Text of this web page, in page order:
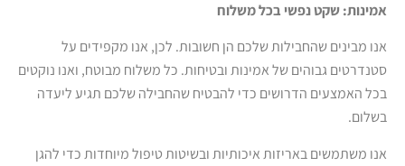
אמינות: שקט נפשי בכל משלוח
אנו מבינים שהחבילות שלכם הן חשובות. לכן, אנו מקפידים על
סטנדרטים גבוהים של אמינות ובטיחות. כל משלוח מבוטח, ואנו נוקטים
בכל האמצעים הדרושים כדי להבטיח שהחבילה שלכם תגיע ליעדה
בשלום.
אנו משתמשים באריזות איכותיות ובשיטות טיפול מיוחדות כדי להגן